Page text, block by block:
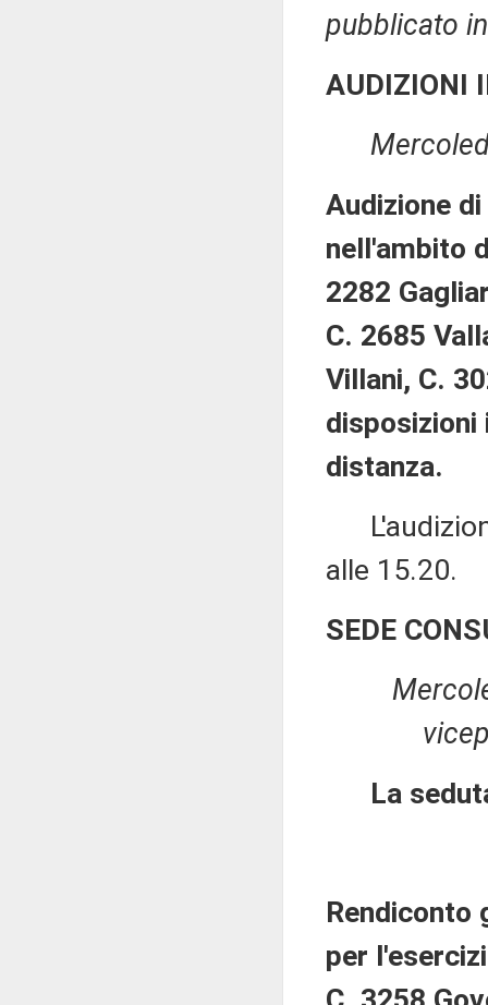
pubblicato
AUDIZIONI
Audizione
nell'ambito
2282
C. 2685
Villani, C.
disposizioni
distanza.
alle 15.20.
SEDE
La
Rendiconto
per